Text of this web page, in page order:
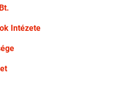
Intézete